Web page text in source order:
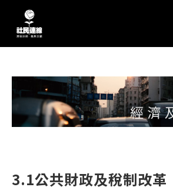
3.1公共財政及稅制改革